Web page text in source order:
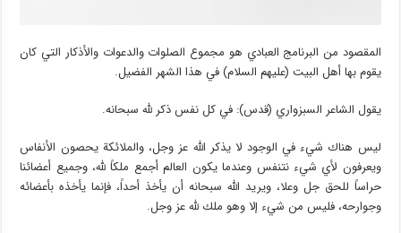
المقصود من البرنامج العبادي هو مجموع الصلوات والدعوات والأذكار التي كان
يقوم بها أهل البيت (عليهم السلام) في هذا الشهر الفضيل.
يقول الشاعر السبزواري (قدس): في كل نفس ذكر لله سبحانه.
ليس هناك شيء في الوجود لا يذكر الله عز وجل، والملائكة يحصون الأنفاس
ويعرفون لأي شيء نتنفس وعندما يكون العالم أجمع ملكاً لله، وجميع أعضائنا
حراساً للحق جل وعلا، ويريد الله سبحانه أن يأخذ أحداً، فإنما يأخذه بأعضائه
وجوارحه، فليس من شيء إلا وهو ملك لله عز وجل.